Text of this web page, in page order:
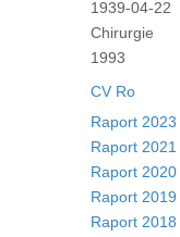
1939-04-22
Chirurgie
1993
CV Ro
Raport 2023
Raport 2021
Raport 2020
Raport 2019
Raport 2018